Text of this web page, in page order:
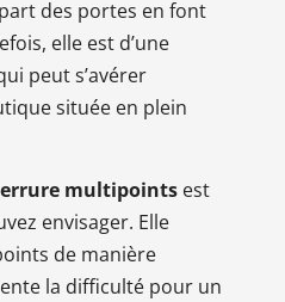
des portes en font
elle est d’une
peut s’avérer
située en plein
multipoints est
envisager. Elle
de manière
la difficulté pour un